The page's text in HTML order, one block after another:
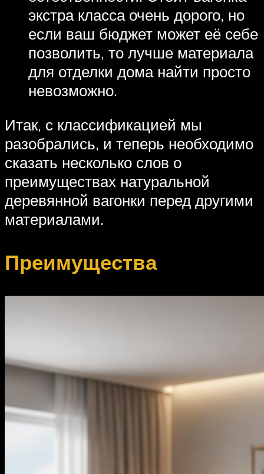
экстра класса очень дорого, но
если ваш бюджет может её себе
позволить, то лучше материала
для отделки дома найти просто
невозможно.
Итак, с классификацией мы
разобрались, и теперь необходимо
сказать несколько слов о
преимуществах натуральной
деревянной вагонки перед другими
материалами.
Преимущества